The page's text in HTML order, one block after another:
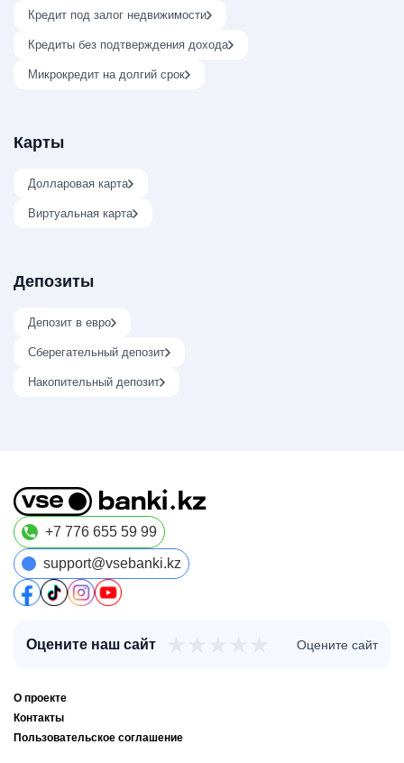
Кредит под залог недвижимости
Кредиты без подтверждения дохода
Микрокредит на долгий срок
Карты
Долларовая карта
Виртуальная карта
Депозиты
Депозит в евро
Сберегательный депозит
Накопительный депозит
+7 776 655 59 99
support@vsebanki.kz
Оцените наш сайт Оцените сайт
О проекте
Контакты
Пользовательское соглашение